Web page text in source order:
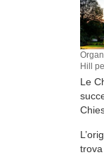
Hill
Le